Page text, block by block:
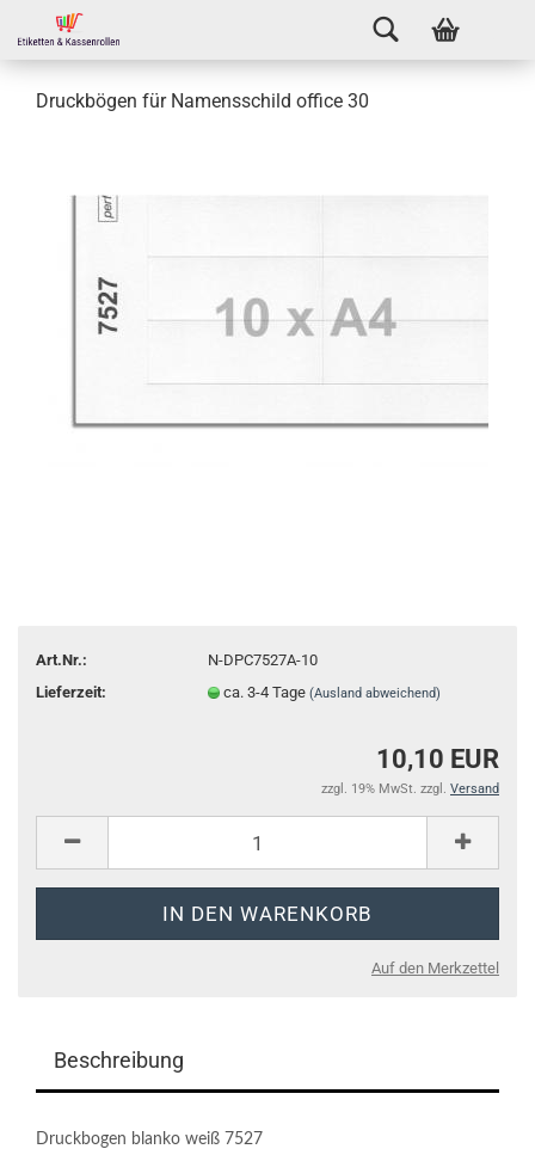
Druckbögen für Namensschild office 30
Art.Nr.:
N-DPC7527A-10
Lieferzeit:
ca. 3-4 Tage(Ausland abweichend)
10,10 EUR
zzgl. 19% MwSt. zzgl. Versand
Auf den Merkzettel
Beschreibung
Druckbogen blanko weiß 7527